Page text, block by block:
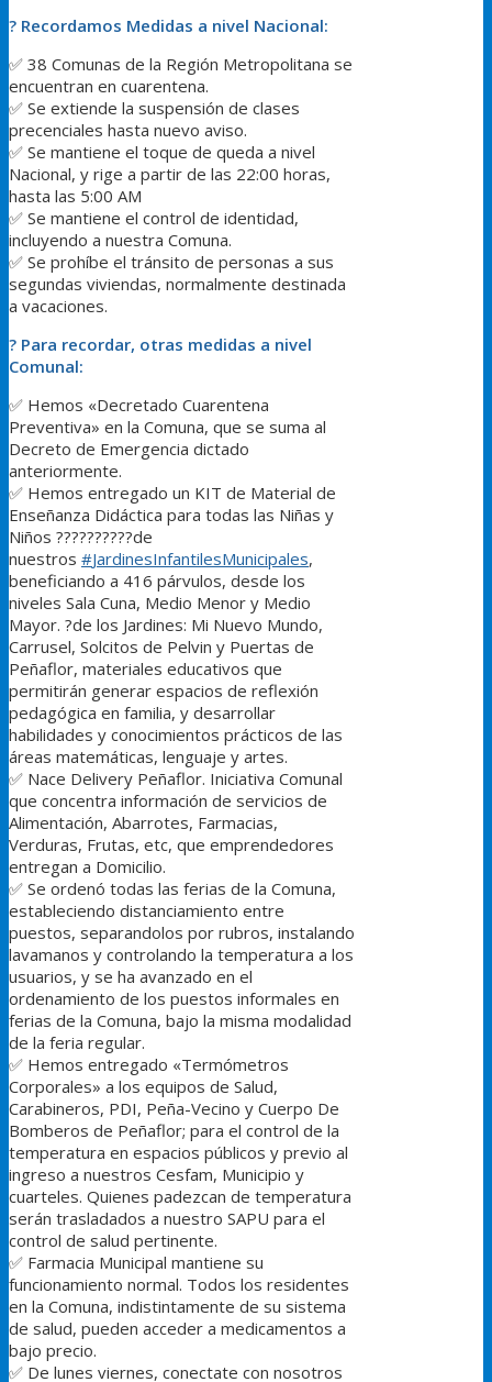
? Recordamos Medidas a nivel Nacional:
✅ 38 Comunas de la Región Metropolitana se
encuentran en cuarentena.
✅ Se extiende la suspensión de clases
precenciales hasta nuevo aviso.
✅ Se mantiene el toque de queda a nivel
Nacional, y rige a partir de las 22:00 horas,
hasta las 5:00 AM
✅ Se mantiene el control de identidad,
incluyendo a nuestra Comuna.
✅ Se prohíbe el tránsito de personas a sus
segundas viviendas, normalmente destinada
a vacaciones.
? Para recordar, otras medidas a nivel
Comunal:
✅ Hemos «Decretado Cuarentena
Preventiva» en la Comuna, que se suma al
Decreto de Emergencia dictado
anteriormente.
✅ Hemos entregado un KIT de Material de
Enseñanza Didáctica para todas las Niñas y
Niños ??????????de
nuestros #JardinesInfantilesMunicipales,
beneficiando a 416 párvulos, desde los
niveles Sala Cuna, Medio Menor y Medio
Mayor. ?de los Jardines: Mi Nuevo Mundo,
Carrusel, Solcitos de Pelvin y Puertas de
Peñaflor, materiales educativos que
permitirán generar espacios de reflexión
pedagógica en familia, y desarrollar
habilidades y conocimientos prácticos de las
áreas matemáticas, lenguaje y artes.
✅ Nace Delivery Peñaflor. Iniciativa Comunal
que concentra información de servicios de
Alimentación, Abarrotes, Farmacias,
Verduras, Frutas, etc, que emprendedores
entregan a Domicilio.
✅ Se ordenó todas las ferias de la Comuna,
estableciendo distanciamiento entre
puestos, separandolos por rubros, instalando
lavamanos y controlando la temperatura a los
usuarios, y se ha avanzado en el
ordenamiento de los puestos informales en
ferias de la Comuna, bajo la misma modalidad
de la feria regular.
✅ Hemos entregado «Termómetros
Corporales» a los equipos de Salud,
Carabineros, PDI, Peña-Vecino y Cuerpo De
Bomberos de Peñaflor; para el control de la
temperatura en espacios públicos y previo al
ingreso a nuestros Cesfam, Municipio y
cuarteles. Quienes padezcan de temperatura
serán trasladados a nuestro SAPU para el
control de salud pertinente.
✅ Farmacia Municipal mantiene su
funcionamiento normal. Todos los residentes
en la Comuna, indistintamente de su sistema
de salud, pueden acceder a medicamentos a
bajo precio.
✅ De lunes viernes, conectate con nosotros